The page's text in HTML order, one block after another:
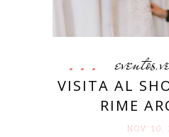
eventos,
VISITA AL
RIME
NOV 10.